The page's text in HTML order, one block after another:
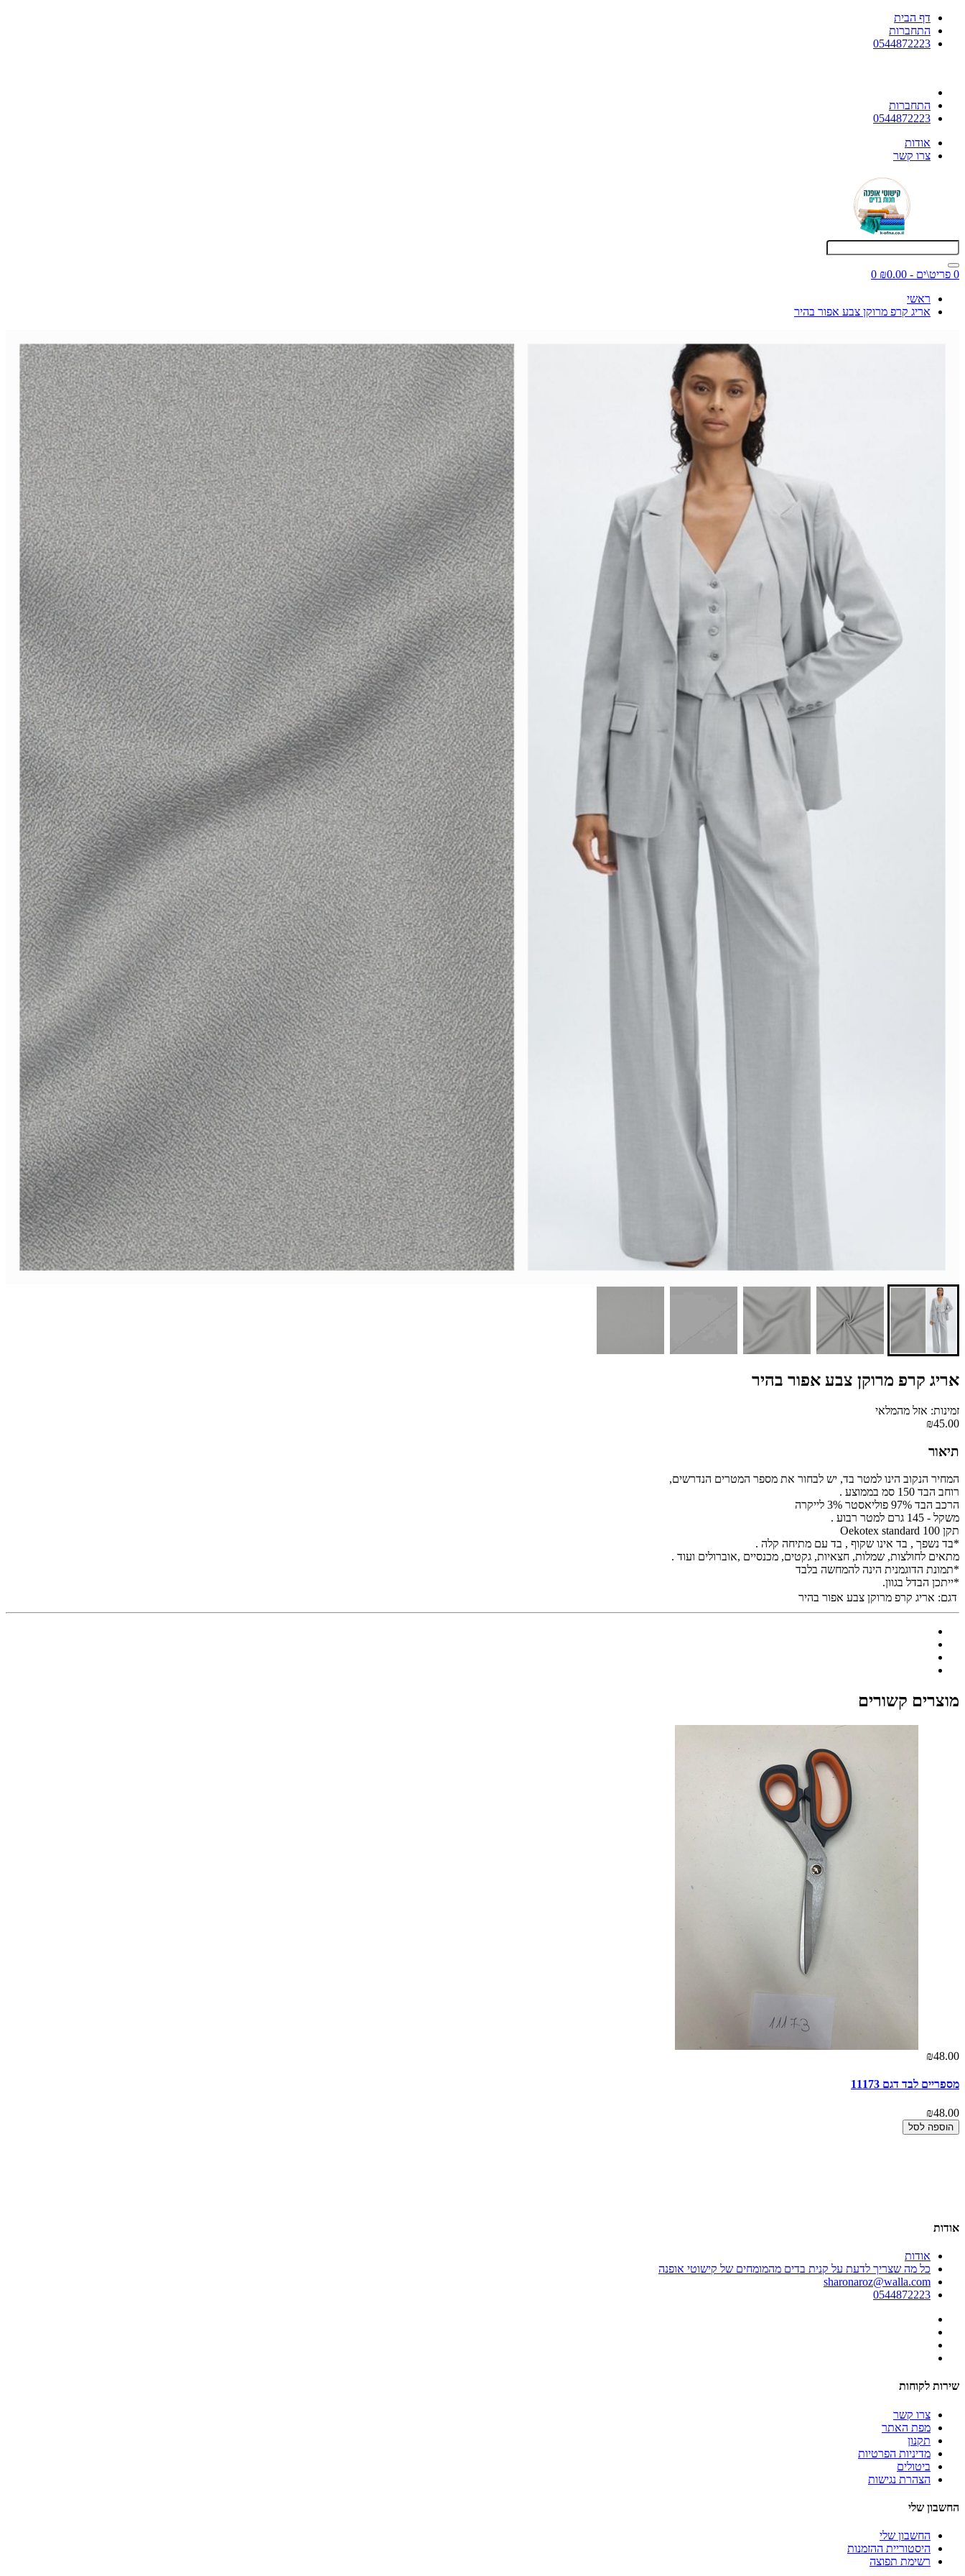
דף הבית
התחברות
0544872223
התחברות
0544872223
אודות
צרו קשר
0 פריט\ים - ₪0.00
0
ראשי
אריג קרפ מרוקן צבע אפור בהיר
אריג קרפ מרוקן צבע אפור בהיר
זמינות: אזל מהמלאי
₪45.00
תיאור
המחיר הנקוב הינו למטר בד, יש לבחור את מספר המטרים הנדרשים,
רוחב הבד 150 סמ בממוצע .
הרכב הבד 97% פוליאסטר 3% לייקרה
משקל - 145 גרם למטר רבוע .
תקן Oekotex standard 100
*בד נשפך , בד אינו שקוף , בד עם מתיחה קלה .
מתאים לחולצות, שמלות, חצאיות, גקטים, מכנסיים ,אוברולים ועוד .
*תמונת הדוגמנית הינה להמחשה בלבד
*ייתכן הבדל בגוון.
דגם: אריג קרפ מרוקן צבע אפור בהיר
מוצרים קשורים
₪48.00
מספריים לבד דגם 11173
₪48.00
הוספה לסל
אודות
אודות
כל מה שצריך לדעת על קנית בדים מהמומחים של קישוטי אופנה
sharonaroz@walla.com
0544872223
שירות לקוחות
צרו קשר
מפת האתר
תקנון
מדיניות הפרטיות
ביטולים
הצהרת נגישות
החשבון שלי
החשבון שלי
היסטוריית ההזמנות
רשימת תפוצה